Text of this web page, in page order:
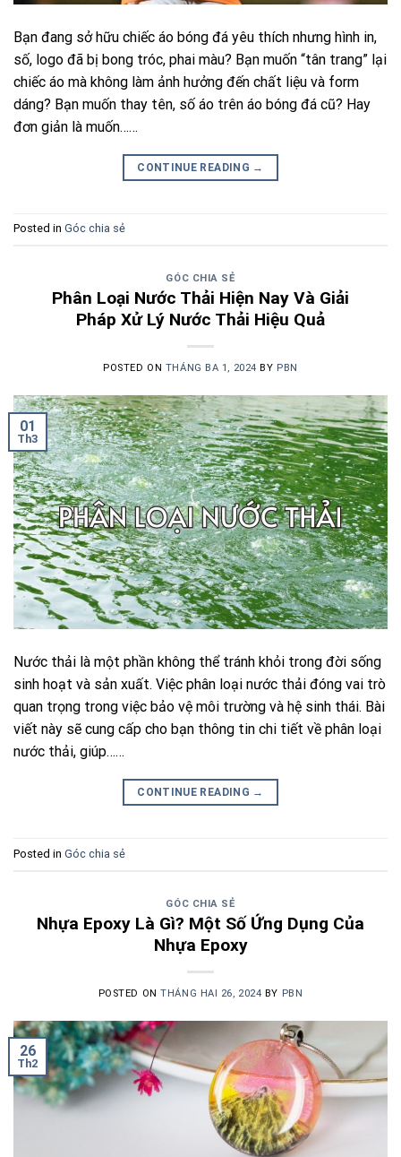
Bạn đang sở hữu chiếc áo bóng đá yêu thích nhưng hình in,
số, logo đã bị bong tróc, phai màu? Bạn muốn “tân trang” lại
chiếc áo mà không làm ảnh hưởng đến chất liệu và form
dáng? Bạn muốn thay tên, số áo trên áo bóng đá cũ? Hay
đơn giản là muốn……
CONTINUE READING →
Posted in Góc chia sẻ
GÓC CHIA SẺ
Phân Loại Nước Thải Hiện Nay Và Giải
Pháp Xử Lý Nước Thải Hiệu Quả
POSTED ON THÁNG BA 1, 2024 BY PBN
01
Th3
Nước thải là một phần không thể tránh khỏi trong đời sống
sinh hoạt và sản xuất. Việc phân loại nước thải đóng vai trò
quan trọng trong việc bảo vệ môi trường và hệ sinh thái. Bài
viết này sẽ cung cấp cho bạn thông tin chi tiết về phân loại
nước thải, giúp……
CONTINUE READING →
Posted in Góc chia sẻ
GÓC CHIA SẺ
Nhựa Epoxy Là Gì? Một Số Ứng Dụng Của
Nhựa Epoxy
POSTED ONTHÁNG HAI 26, 2024 BY PBN
26
Th2